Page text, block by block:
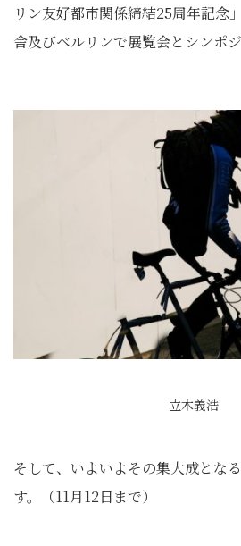
リン友好都市関係締結25周年記念
舎及びベルリンで展覧会とシンポ
立木義浩
そして、いよいよその集大成とな
す。（11月12日まで）